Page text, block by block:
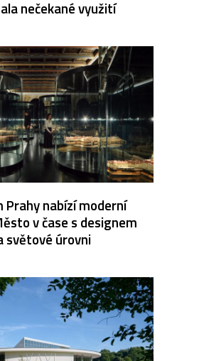
nečekané využití
Prahy nabízí moderní
v čase s designem
světové úrovni